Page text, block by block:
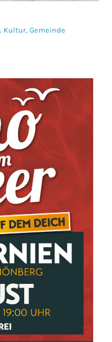
Kultur,Gemeinde